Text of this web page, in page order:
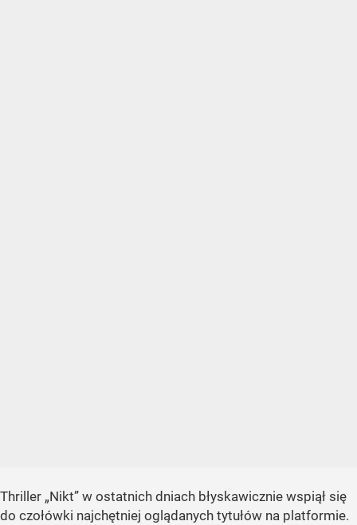
Thriller „Nikt” w ostatnich dniach błyskawicznie wspiął się
do czołówki najchętniej oglądanych tytułów na platformie.